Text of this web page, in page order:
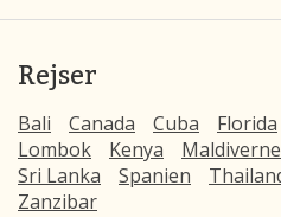
Rejser
Bali Canada Cuba Florida
Lombok
Kenya Maldiverne
Sri Lanka
Spanien
Zanzibar